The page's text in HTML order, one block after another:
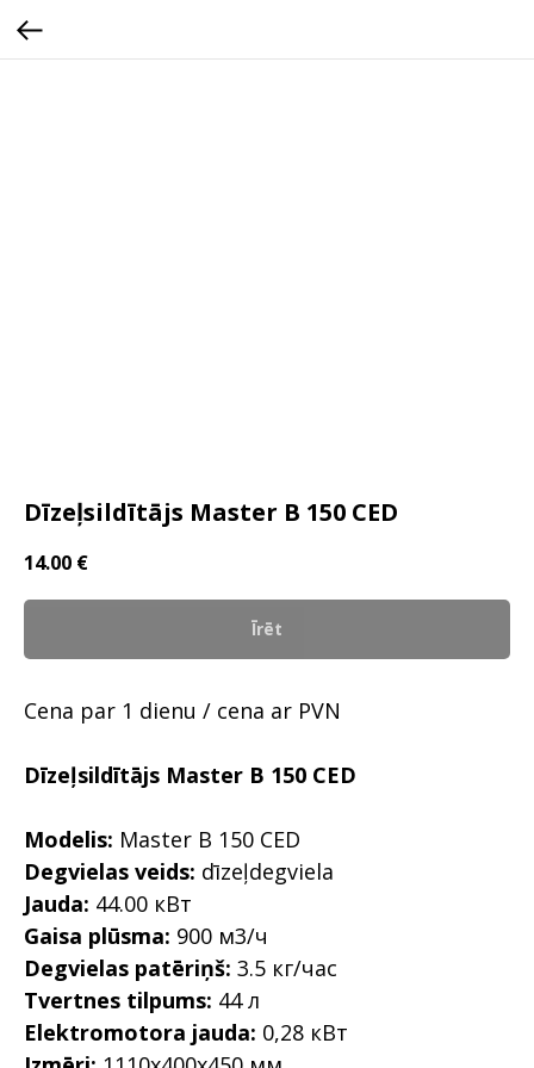
Dīzeļsildītājs Master B 150 CED
14.00 €
Īrēt
Cena par 1 dienu / cena ar PVN
Dīzeļsildītājs Master B 150 CED
Modelis: Master B 150 CED
Degvielas veids: dīzeļdegviela
Jauda: 44.00 кВт
Gaisa plūsma: 900 м3/ч
Degvielas patēriņš: 3.5 кг/час
Tvertnes tilpums: 44 л
Elektromotora jauda: 0,28 кВт